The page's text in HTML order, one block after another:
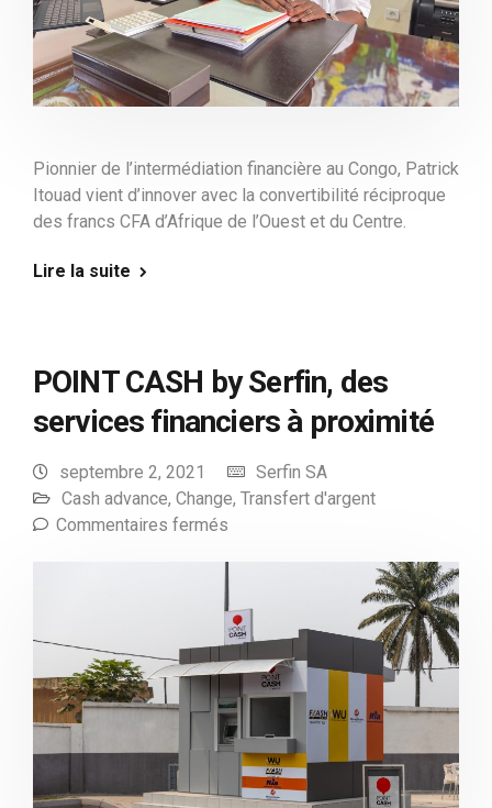
Pionnier de l’intermédiation financière au Congo, Patrick
Itouad vient d’innover avec la convertibilité réciproque
des francs CFA d’Afrique de l’Ouest et du Centre.
Lire la suite
POINT CASH by Serfin, des
services financiers à proximité
septembre 2, 2021
Serfin SA
Cash advance, Change, Transfert d'argent
Commentaires fermés